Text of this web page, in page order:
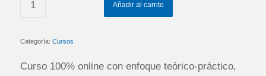
Añadir al carrito
Categoría: Cursos
Curso 100% online con enfoque teórico-práctico,